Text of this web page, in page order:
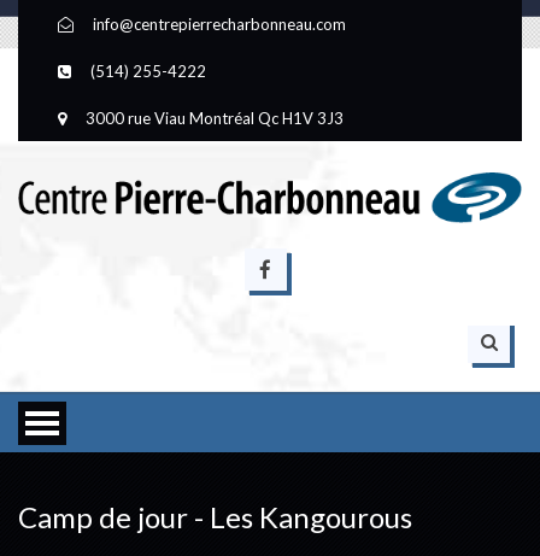
info@centrepierrecharbonneau.com
(514) 255-4222
3000 rue Viau Montréal Qc H1V 3J3
Camp de jour - Les Kangourous